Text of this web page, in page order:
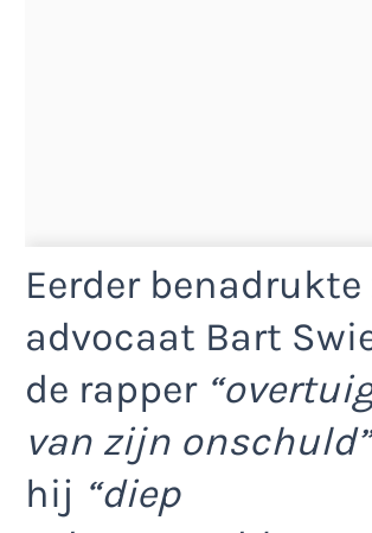
Eerder
advocaat Bart
de rapper
van zijn onschuld”
hij “diep